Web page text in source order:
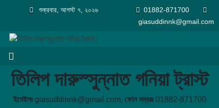
শুক্রবার, আগস্ট ৭, ২০২৬
01882-871700
giasuddinnk@gmail.com
তিলিপ দারুস্সুন্নাত গনিয়া ট্রাস্ট
ইমেইলঃgiasuddinnk@gmail.com, ফোন নম্বরঃ01882-871700